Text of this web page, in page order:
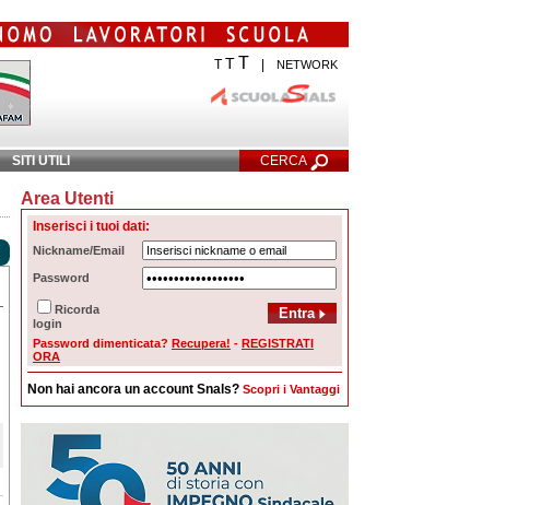
T TT NETWORK
SITI UTILI CERCA
Ricerca Avanzata
Area Utenti
Inserisci i tuoi dati:
Nickname/Email
Password
Ricorda
login
Password dimenticata? Recupera! - REGISTRATI
ORA
Non hai ancora un account Snals? Scopri i Vantaggi